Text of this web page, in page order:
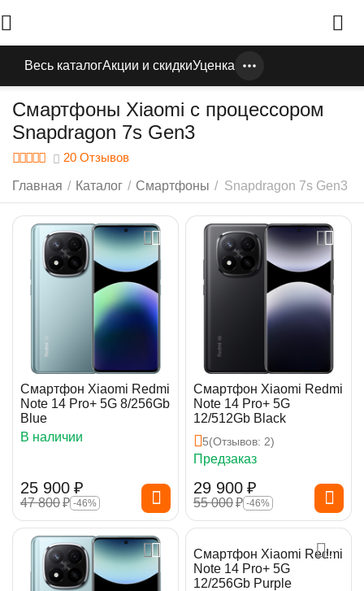
Весь каталогАкции и скидкиУценка
Смартфоны Xiaomi с процессором
Snapdragon 7s Gen3
20 Отзывов
Главная / Каталог / Смартфоны / Snapdragon 7s Gen3
Смартфон Xiaomi Redmi
Note 14 Pro+ 5G 8/256Gb
Blue
В наличии
25 900 ₽
47 800₽ -46%
Смартфон Xiaomi Redmi
Note 14 Pro+ 5G
12/512Gb Black
5(Отзывов: 2)
Предзаказ
29 900 ₽
55 000₽ -46%
Смартфон Xiaomi Redmi
Note 14 Pro+ 5G
12/256Gb Purple